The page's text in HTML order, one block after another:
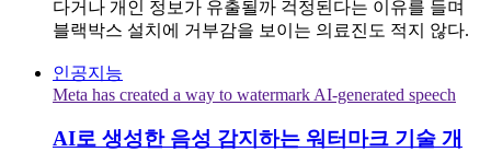
다거나 개인 정보가 유출될까 걱정된다는 이유를 들며
블랙박스 설치에 거부감을 보이는 의료진도 적지 않다.
인공지능
Meta has created a way to watermark AI-generated speech
AI로 생성한 음성 감지하는 워터마크 기술 개